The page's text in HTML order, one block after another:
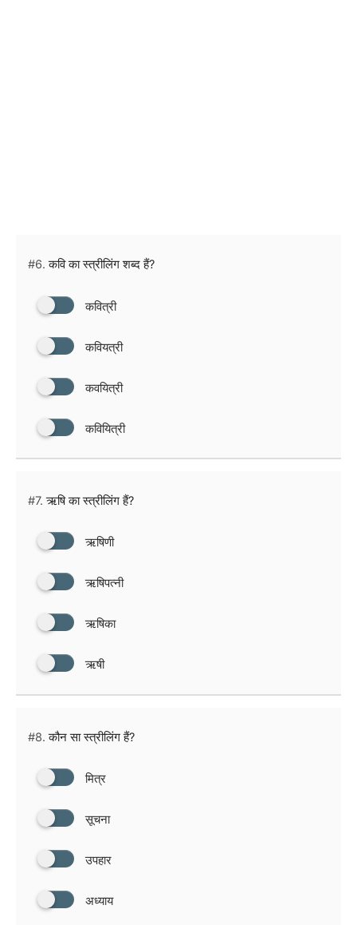
#6. कवि का स्त्रीलिंग शब्द हैं?
कवित्री
कवियत्री
कवयित्री
कवियित्री
#7. ऋषि का स्त्रीलिंग हैं?
ऋषिणी
ऋषिपत्नी
ऋषिका
ऋषी
#8. कौन सा स्त्रीलिंग हैं?
मित्र
सूचना
उपहार
अध्याय